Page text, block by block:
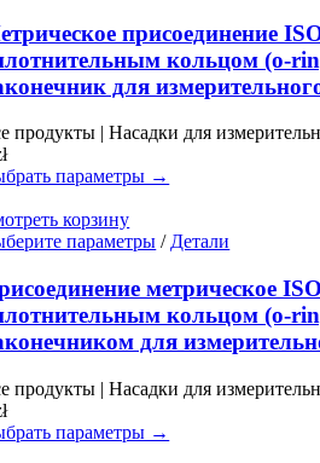
имеет
несколько
вариаций.
Опции
выбрать
странице
присоединение
кольцом (o-
для
продукты | Насадки для
параметры →
корзину
параметры Этот
имеет
несколько
вариаций.
Опции
выбрать
странице
/ Детали
метрическое
кольцом (o-
для
продукты | Насадки для
параметры →